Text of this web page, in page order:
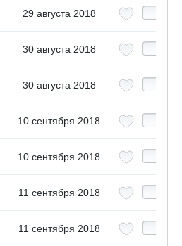
29 августа 2018
30 августа 2018
30 августа 2018
10 сентября 2018
10 сентября 2018
11 сентября 2018
11 сентября 2018